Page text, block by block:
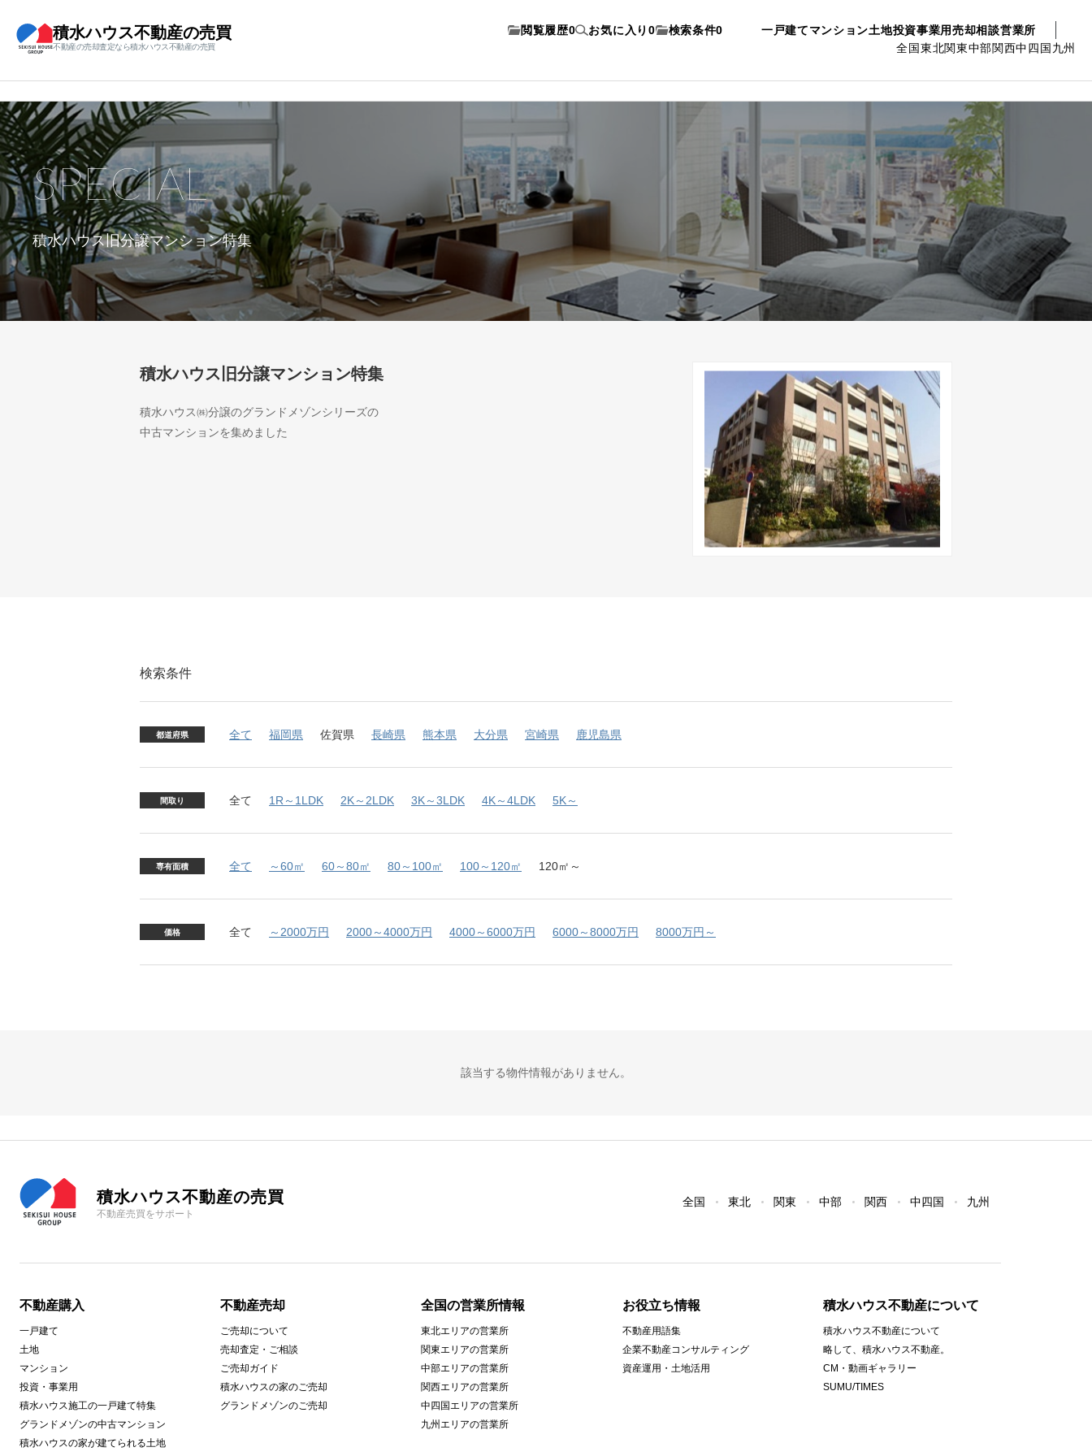
積水ハウス不動産の売買
不動産の売却査定なら積水ハウス不動産の売買
一戸建てマンション土地投資事業用売却相談営業所
全国東北関東中部関西中四国九州
閲覧履歴0 お気に入り 0 検索条件0
積水ハウス旧分譲マンション特集
SPECIAL
積水ハウス旧分譲マンション特集
積水ハウス㈱分譲のグランドメゾンシリーズの
中古マンションを集めました
検索条件
都道府県 全て 福岡県 佐賀県 長崎県 熊本県 大分県 宮崎県 鹿児島県
間取り 全て 1R～1LDK 2K～2LDK 3K～3LDK 4K～4LDK 5K～
専有面積 全て ～60㎡ 60～80㎡ 80～100㎡ 100～120㎡ 120㎡～
価格 全て ～2000万円 2000～4000万円 4000～6000万円 6000～8000万円 8000万円～
該当する物件情報がありません。
積水ハウス不動産の売買
不動産売買をサポート
全国 東北 関東 中部 関西 中四国 九州
不動産購入
一戸建て
土地
マンション
投資・事業用
積水ハウス施工の一戸建て特集
グランドメゾンの中古マンション
積水ハウスの家が建てられる土地
不動産売却
ご売却について
売却査定・ご相談
ご売却ガイド
積水ハウスの家のご売却
グランドメゾンのご売却
全国の営業所情報
東北エリアの営業所
関東エリアの営業所
中部エリアの営業所
関西エリアの営業所
中四国エリアの営業所
九州エリアの営業所
お役立ち情報
不動産用語集
企業不動産コンサルティング
資産運用・土地活用
積水ハウス不動産について
積水ハウス不動産について
略して、積水ハウス不動産。
CM・動画ギャラリー
SUMU/TIMES